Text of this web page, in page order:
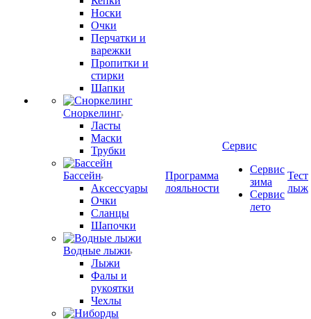
Носки
Очки
Перчатки и
варежки
Пропитки и
стирки
Шапки
Сноркелинг
Ласты
Маски
Трубки
Бассейн
Аксессуары
Очки
Сланцы
Шапочки
Водные лыжи
Лыжи
Фалы и
рукоятки
Чехлы
Программа
лояльности
Сервис
Сервис
зима
Сервис
лето
Тест
лыж